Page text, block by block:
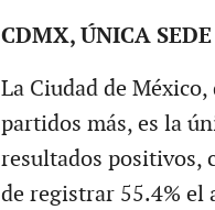
CDMX, ÚNICA
La Ciudad de
partidos más, es la
resultados positivos,
de registrar 55.4% el